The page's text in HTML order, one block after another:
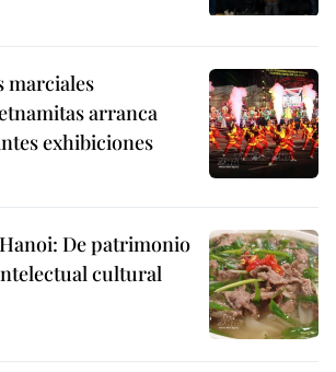
marciales
arranca
exhibiciones
De patrimonio
cultural